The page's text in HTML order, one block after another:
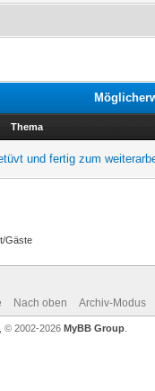
Thema
und fertig zum
Gäste
Nach oben Archiv-Modus
, © 2002-2026 MyBB Group